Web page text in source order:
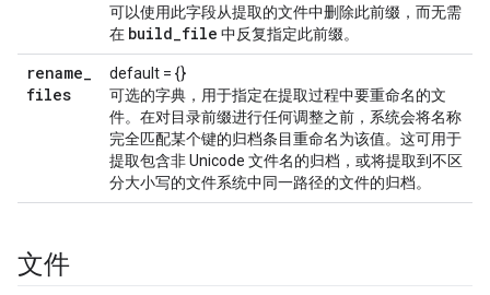
可以使用此字段从提取的文件中删除此前缀，而无需
在 build_file 中反复指定此前缀。
rename_
files
default = {}
可选的字典，用于指定在提取过程中要重命名的文
件。在对目录前缀进行任何调整之前，系统会将名称
完全匹配某个键的归档条目重命名为该值。这可用于
提取包含非 Unicode 文件名的归档，或将提取到不区
分大小写的文件系统中同一路径的文件的归档。
文件